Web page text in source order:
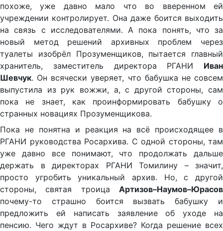
похоже, уже давно мало что во вверенном ей
учреждении контролирует. Она даже боится выходить
на связь с исследователями. А пока понять, что за
новый метод решений архивных проблем через
туалеты изобрёл Прозуменщиков, пытается главный
хранитель, заместитель директора РГАНИ Иван
Шевчук. Он всячески уверяет, что бабушка не совсем
выпустила из рук вожжи, а, с другой стороны, сам
пока не знает, как проинформировать бабушку о
странных новациях Прозуменщикова.
Пока не понятна и реакция на всё происходящее в
РГАНИ руководства Росархива. С одной стороны, там
уже давно все понимают, что продолжать дальше
держать в директорах РГАНИ Томилину – значит,
просто угробить уникальный архив. Но, с другой
стороны, святая троица Артизов–Наумов–Юрасов
почему-то страшно боится вызвать бабушку и
предложить ей написать заявление об уходе на
пенсию. Чего ждут в Росархиве? Когда решение всех